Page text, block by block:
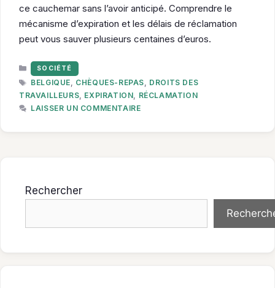
ce cauchemar sans l’avoir anticipé. Comprendre le
mécanisme d’expiration et les délais de réclamation
peut vous sauver plusieurs centaines d’euros.
CATÉGORIES
SOCIÉTÉ
ÉTIQUETTES
BELGIQUE, CHÈQUES-REPAS, DROITS DES
TRAVAILLEURS, EXPIRATION, RÉCLAMATION
LAISSER UN COMMENTAIRE
Rechercher